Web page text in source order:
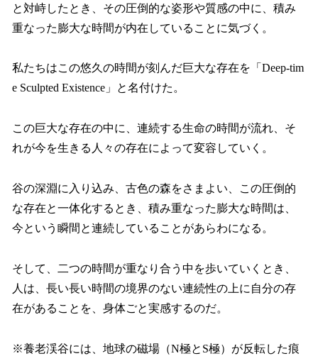
と対峙したとき、その圧倒的な姿形や質感の中に、積み
重なった膨大な時間が内在していることに気づく。
私たちはこの悠久の時間が刻んだ巨大な存在を「Deep-tim
e Sculpted Existence」と名付けた。
この巨大な存在の中に、連続する生命の時間が流れ、そ
れが今を生きる人々の存在によって変容していく。
谷の深淵に入り込み、古色の森をさまよい、この圧倒的
な存在と一体化するとき、積み重なった膨大な時間は、
今という瞬間と連続していることがあらわになる。
そして、二つの時間が重なり合う中を歩いていくとき、
人は、長い長い時間の境界のない連続性の上に自分の存
在があることを、身体ごと実感するのだ。
※養老渓谷には、地球の磁場（N極とS極）が反転した痕